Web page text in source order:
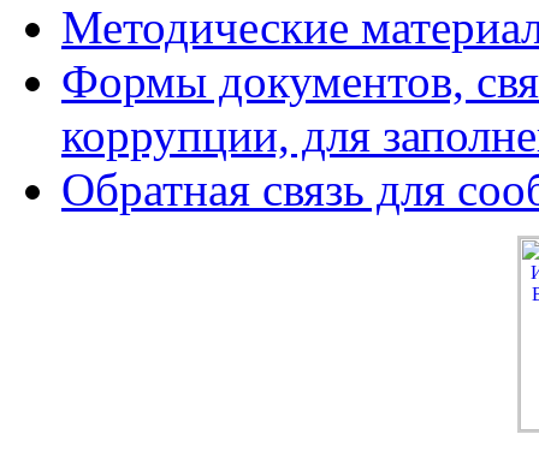
Методические
Формы документов,
коррупции, для
Обратная связь для